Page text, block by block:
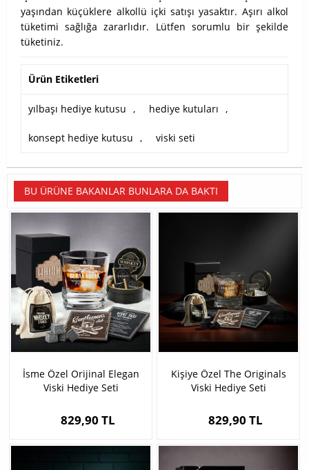
yaşından küçüklere alkollü içki satışı yasaktır. Aşırı alkol
tüketimi sağlığa zararlıdır. Lütfen sorumlu bir şekilde
tüketiniz.
Ürün Etiketleri
yılbaşı hediye kutusu , hediye kutuları ,
konsept hediye kutusu , viski seti
BU ÜRÜNE BAKANLAR BUNLARA DA BAKTI
İsme Özel Orijinal Elegan
Viski Hediye Seti
829,90 TL
Kişiye Özel The Originals
Viski Hediye Seti
829,90 TL